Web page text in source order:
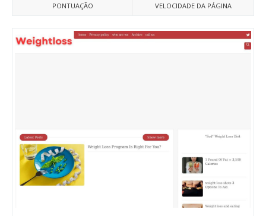
PONTUAÇÃO VELOCIDADE DA PÁGINA